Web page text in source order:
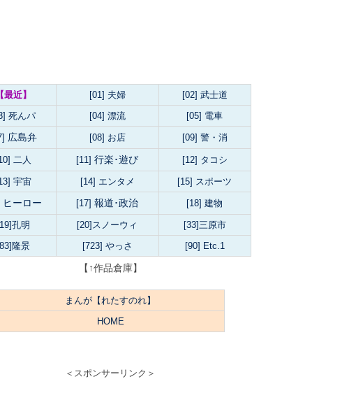
【最近】 [01] 夫婦
[02] 武士道
死んパ
[04] 漂流 [05] 電車
広島弁 [08] お店 [09] 警・消
二人 [11] 行楽･遊び [12] タコシ
宇宙 [14] エンタメ [15] スポーツ
ヒーロー [17] 報道･政治 [18] 建物
孔明 [20]スノーウィ
[33]三原市
隆景
[723] やっさ [90] Etc.1
【↑作品倉庫】
まんが【れたすのれ】
HOME
＜スポンサーリンク＞